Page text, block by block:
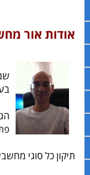
אודות אור
בעל
תיקון כל סוגי